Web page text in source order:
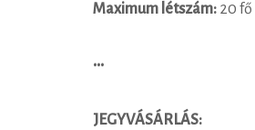
Maximum létszám: 20 fő
•••
JEGYVÁSÁRLÁS: